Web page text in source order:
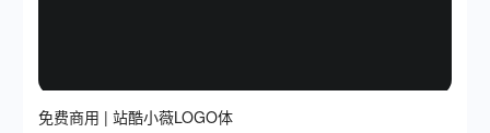
免费商用 | 站酷小薇LOGO体